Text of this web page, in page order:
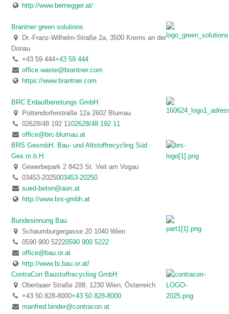
http://www.bernegger.at/
Brantner green solutions
Dr.-Franz-Wilhelm-Straße 2a, 3500 Krems an der
Donau
+43 59 444+43 59 444
office.waste@brantner.com
https://www.brantner.com
BRC Erdaufbereitungs GmbH
Pottendorferstraße 12a 2602 Blumau
02628/48 192 1102628/48 192 11
office@brc-blumau.at
BRS GesmbH. Bau- und Altstoffrecycling Süd
Ges.m.b.H.
Gewerbepark 2 8423 St. Veit am Vogau
03453-2025003453-20250
sued-beton@aon.at
http://www.brs-gmbh.at
Bundesinnung Bau
Schaumburgergasse 20 1040 Wien
0590 900 52220590 900 5222
office@bau.or.at
http://www.bi.bau.or.at/
ContraCon Baustoffrecycling GmbH
Oberlaaer Straße 288, 1230 Wien, Österreich
+43 50 828-8000+43 50 828-8000
manfred.binder@contracon.at